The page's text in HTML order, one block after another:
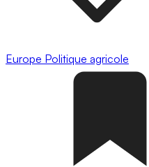
Europe Politique agricole